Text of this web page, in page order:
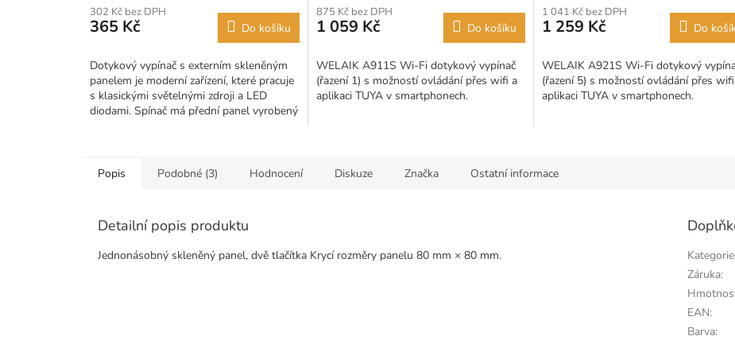
produktu
je
z
5
hvězdiček.
302 Kč bez DPH
365 Kč Do košíku
Dotykový vypínač s externím skleněným
panelem je moderní zařízení, které pracuje
s klasickými světelnými zdroji a LED
diodami. Spínač má přední panel vyrobený
875 Kč bez DPH
1 059 Kč Do košíku
WELAIK A911S Wi-Fi dotykový vypínač
(řazení 1) s možností ovládání přes wifi a
aplikaci TUYA v smartphonech.
produktu
je
z
5
hvězdiček.
1 041 Kč bez DPH
1 259 Kč Do
WELAIK A921S Wi-Fi dotykový
(řazení 5) s možností ovládání přes
aplikaci TUYA v smartphonech.
Popis Podobné (3) Hodnocení Diskuze Značka Ostatní informace
Detailní popis produktu
Jednonásobný skleněný panel, dvě tlačítka Krycí rozměry panelu 80 mm × 80 mm. Kategorie
Záruka:
EAN:
Barva: